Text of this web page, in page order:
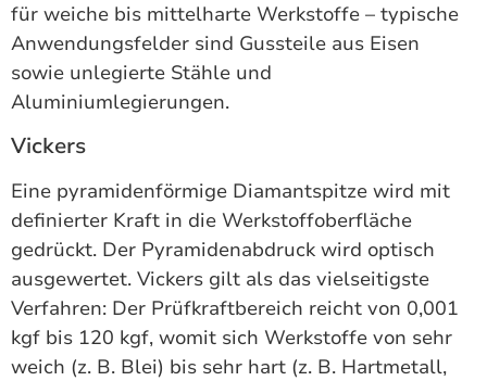
für weiche bis mittelharte Werkstoffe – typische
Anwendungsfelder sind Gussteile aus Eisen
sowie unlegierte Stähle und
Aluminiumlegierungen.
Vickers
Eine pyramidenförmige Diamantspitze wird mit
definierter Kraft in die Werkstoffoberfläche
gedrückt. Der Pyramidenabdruck wird optisch
ausgewertet. Vickers gilt als das vielseitigste
Verfahren: Der Prüfkraftbereich reicht von 0,001
kgf bis 120 kgf, womit sich Werkstoffe von sehr
weich (z. B. Blei) bis sehr hart (z. B. Hartmetall,